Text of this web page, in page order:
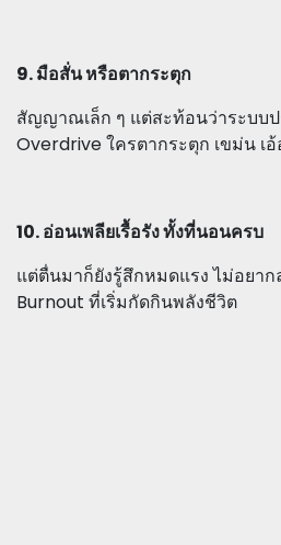
9. มือสั่น หรือตากระตุก
สัญญาณเล็ก ๆ แต่สะท้อนว่าระบบ
Overdrive ใครตากระตุก เขม่น เ
10. อ่อนเพลียเรื้อรัง ทั้งที่นอนครบ
แต่ตื่นมาก็ยังรู้สึกหมดแรง ไม่อยา
Burnout ที่เริ่มกัดกินพลังชีวิต